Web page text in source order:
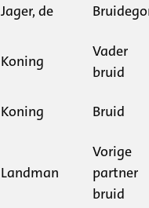
Jager, de
Koning
Vader
bruid
Koning Bruid
Landman
Vorige
partner
bruid